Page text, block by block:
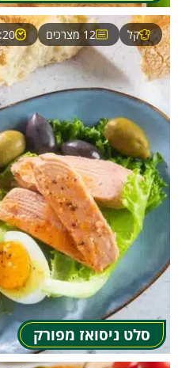
סלט ניסואז מפורק
קל 12 מצרכים